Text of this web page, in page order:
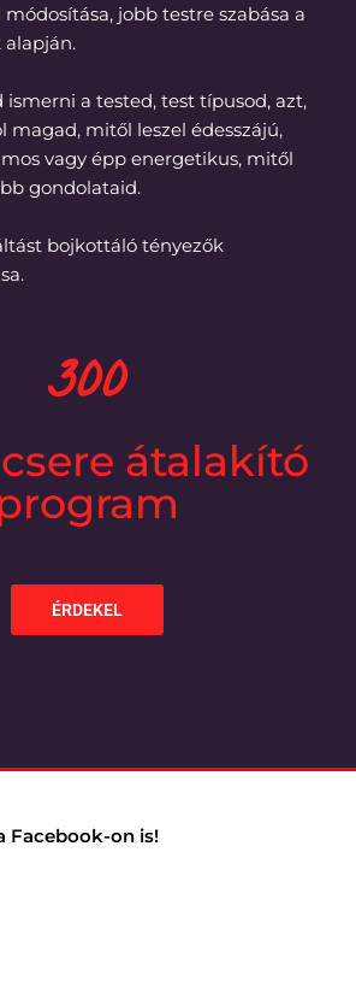
jobb testre szabása a
ismerni a tested, test típusod, azt,
magad, mitől leszel édesszájú,
vagy épp energetikus, mitől
gondolataid.
bojkottáló tényezők
300
átalakító
ÉRDEKEL
Facebook-on is!